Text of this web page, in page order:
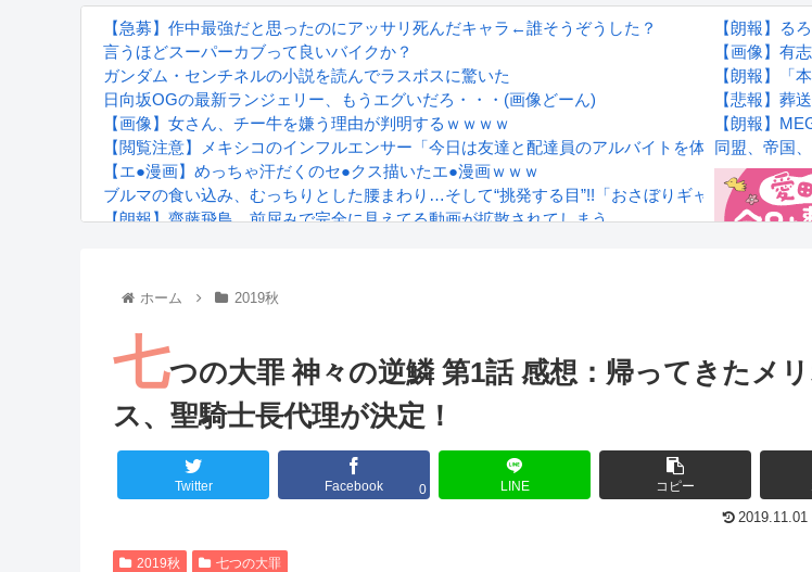
【急募】作中最強だと思ったのにアッサリ死んだキャラ←誰そうぞうした？
言うほどスーパーカブって良いバイクか？
ガンダム・センチネルの小説を読んでラスボスに驚いた
日向坂OGの最新ランジェリー、もうエグいだろ・・・(画像どーん)
【画像】女さん、チー牛を嫌う理由が判明するｗｗｗｗ
【閲覧注意】メキシコのインフルエンサー「今日は友達と配達員のアルバイトを体験してみる
【エ●漫画】めっちゃ汗だくのセ●クス描いたエ●漫画ｗｗｗ
ブルマの食い込み、むっちりとした腰まわり…そして“挑発する目”!!「おさぼりギャル 愛沢りさ」
【朗報】齋藤飛鳥、前屈みで完全に見えてる動画が拡散されてしまう…
るろうに剣心 -明治剣客浪漫譚- 京都動乱 第33話の感想
Powered by livedoor 相互RSS
【朗報】る
【画像】有
【朗報】「
【悲報】葬
【朗報】
同盟、帝国
ホーム 2019秋
七つの大罪 神々の逆鱗 第1話 感想：帰ってきたメ
ス、聖騎士長代理が決定！
Twitter Facebook 0 LINE コピー
2019.11.01
2019秋 七つの大罪